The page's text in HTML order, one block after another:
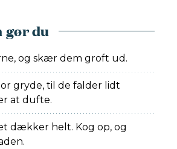
gør du
og skær dem groft ud.
gryde, til de falder lidt
at dufte.
dækker helt. Kog op, og